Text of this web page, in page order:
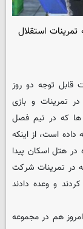
استقلال
قابل توجه دو روز
تمرینات و بازی
ها که در نیم فصل
داده است، از اینکه
در هتل اسکان پیدا
در تمرینات شرکت
و وعده دادند
هم در مجموعه